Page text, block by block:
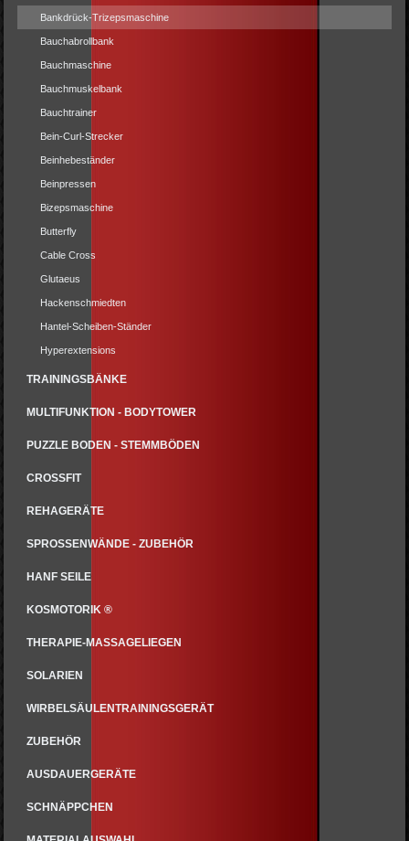
Bankdrück-Trizepsmaschine
Bauchabrollbank
Bauchmaschine
Bauchmuskelbank
Bauchtrainer
Bein-Curl-Strecker
Beinhebeständer
Beinpressen
Bizepsmaschine
Butterfly
Cable Cross
Glutaeus
Hackenschmiedten
Hantel-Scheiben-Ständer
Hyperextensions
TRAININGSBÄNKE
MULTIFUNKTION - BODYTOWER
PUZZLE BODEN - STEMMBÖDEN
CROSSFIT
REHAGERÄTE
SPROSSENWÄNDE - ZUBEHÖR
HANF SEILE
KOSMOTORIK ®
THERAPIE-MASSAGELIEGEN
SOLARIEN
WIRBELSÄULENTRAININGSGERÄT
ZUBEHÖR
AUSDAUERGERÄTE
SCHNÄPPCHEN